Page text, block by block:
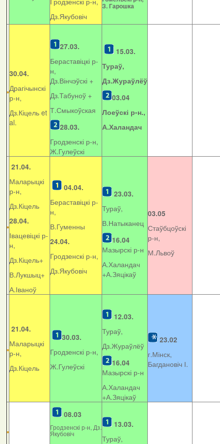
Дз.Якубовіч
З. Гарошка
30.04.
Драгічынскі
р-н,
Дз.Кіцель et
al.
27.03.
Бераставіцкі р-
н,
Дз.Вінчэўскі +
Дз.Табуноў +
Т.Смыкоўская
28.03.
Гродзенскі р-н,
Ж.Гулеўскі
15.03.
Тураў,
Дз.Жураўлёў
03.04
Лоеўскі р-н.,
А.Халандач
21.04.
Маларыцкі
р-н,
Дз.Кіцель
28.04.
Івацевіцкі р-
н,
Дз.Кіцель+
В.Лукшыц+
А.Іваноў
04.04.
Бераставіцкі р-
н,
В.Гуменны
24.04.
Гродзенскі р-н,
Дз.Якубовіч
23.03.
Тураў,
В.Натыканец
16.04
Мазырскі р-н
А.Халандач
+А.Зяцікаў
03.05
Стаўбцоўскі
р-н,
М.Львоў
21.04.
Маларыцкі
р-н,
Дз.Кіцель
30.03.
Гродзенскі р-н,
Ж.Гулеўскі
12.03.
Тураў,
Дз.Жураўлёў
16.04
Мазырскі р-н
А.Халандач
+А.Зяцікаў
23.02
г.Мінск,
Багдановіч І.
08.03
Гродзенскі р-н, Дз.
Якубовіч
13.03.
Тураў,